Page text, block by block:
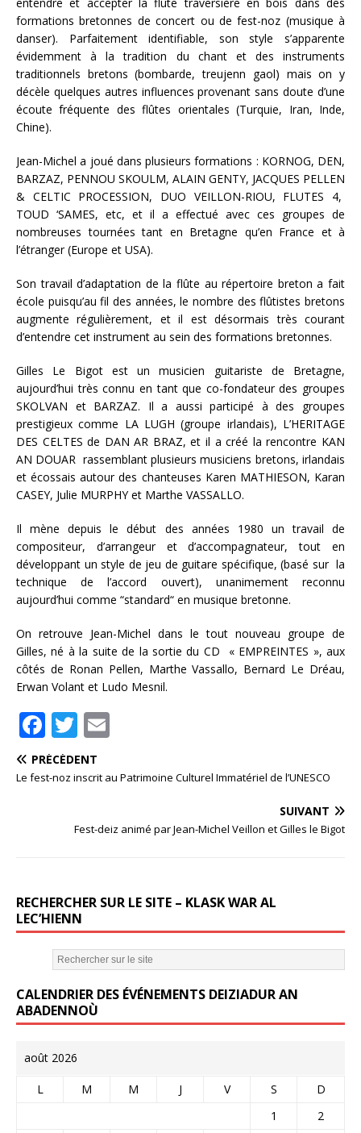
formations bretonnes de concert ou de fest-noz (musique à
danser). Parfaitement identifiable, son style s’apparente
évidemment à la tradition du chant et des instruments
traditionnels bretons (bombarde, treujenn gaol) mais on y
décèle quelques autres influences provenant sans doute d’une
écoute fréquente des flûtes orientales (Turquie, Iran, Inde,
Chine).
Jean-Michel a joué dans plusieurs formations : KORNOG, DEN,
BARZAZ, PENNOU SKOULM, ALAIN GENTY, JACQUES PELLEN
& CELTIC PROCESSION, DUO VEILLON-RIOU, FLUTES 4,
TOUD ‘SAMES, etc, et il a effectué avec ces groupes de
nombreuses tournées tant en Bretagne qu’en France et à
l’étranger (Europe et USA).
Son travail d’adaptation de la flûte au répertoire breton a fait
école puisqu’au fil des années, le nombre des flûtistes bretons
augmente régulièrement, et il est désormais très courant
d’entendre cet instrument au sein des formations bretonnes.
Gilles Le Bigot est un musicien guitariste de Bretagne,
aujourd’hui très connu en tant que co-fondateur des groupes
SKOLVAN et BARZAZ. Il a aussi participé à des groupes
prestigieux comme LA LUGH (groupe irlandais), L’HERITAGE
DES CELTES de DAN AR BRAZ, et il a créé la rencontre KAN
AN DOUAR rassemblant plusieurs musiciens bretons, irlandais
et écossais autour des chanteuses Karen MATHIESON, Karan
CASEY, Julie MURPHY et Marthe VASSALLO.
Il mène depuis le début des années 1980 un travail de
compositeur, d’arrangeur et d’accompagnateur, tout en
développant un style de jeu de guitare spécifique, (basé sur la
technique de l’accord ouvert), unanimement reconnu
aujourd’hui comme “standard“ en musique bretonne.
On retrouve Jean-Michel dans le tout nouveau groupe de
Gilles, né à la suite de la sortie du CD « EMPREINTES », aux
côtés de Ronan Pellen, Marthe Vassallo, Bernard Le Dréau,
Erwan Volant et Ludo Mesnil.
F
a
c
k
T
w
it
r
ai
PRÉCÉDENT
Le fest-noz inscrit au Patrimoine Culturel Immatériel de l’UNESCO
SUIVANT
Fest-deiz animé par Jean-Michel Veillon et Gilles le Bigot
RECHERCHER SUR LE SITE – KLASK WAR AL
LEC’HIENN
CALENDRIER DES ÉVÉNEMENTS DEIZIADUR AN
ABADENNOÙ
août 2026
L M M J V S
D
1
2